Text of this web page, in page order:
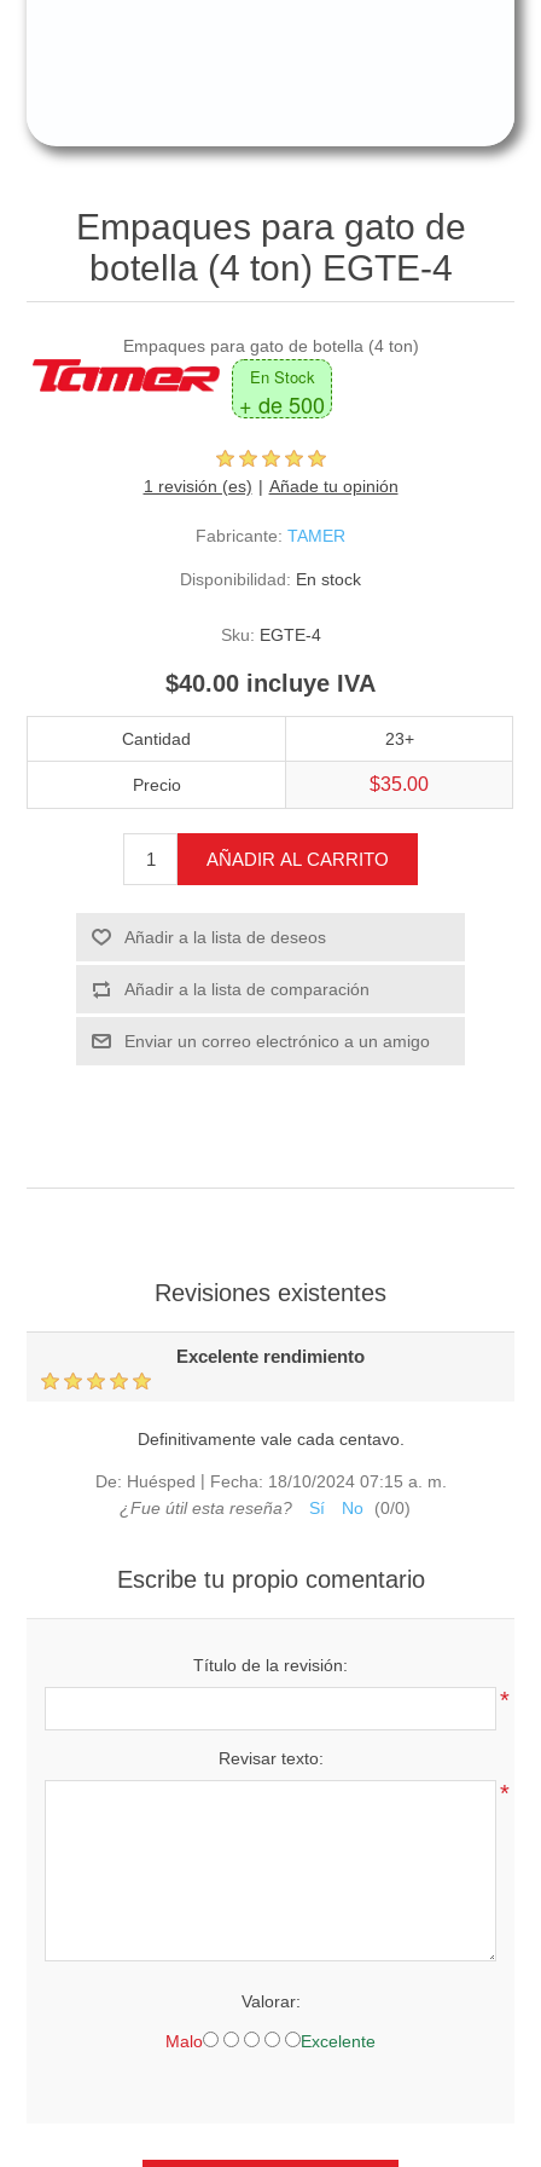
Bombas de Aire
Pistones Hidráulicos
Mesas Elevadoras
Patines Hidráulicos / Transpaletas
Montacargas Hidráulicos
Montacargas Semi-Eléctricos
Aromatizantes
Empaques para gato de
botella (4 ton) EGTE-4
Empaques para gato de botella (4 ton)
En Stock
+ de 500
1 revisión (es) Añade tu opinión
Fabricante: TAMER
Disponibilidad: En stock
Sku: EGTE-4
$40.00 incluye IVA
Cantidad 23+
Precio $35.00
AÑADIR AL CARRITO
Añadir a la lista de deseos
Añadir a la lista de comparación
Enviar un correo electrónico a un amigo
Revisiones existentes
Excelente rendimiento
Definitivamente vale cada centavo.
De: Huésped | Fecha: 18/10/2024 07:15 a. m.
¿Fue útil esta reseña?
Sí No (0/0)
Escribe tu propio comentario
Título de la revisión:
*
Revisar texto:
*
Valorar:
Malo Excelente